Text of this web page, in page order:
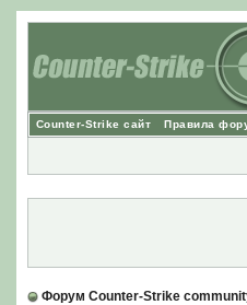
Counter-Strike сайт Правила
Форум Counter-Strike